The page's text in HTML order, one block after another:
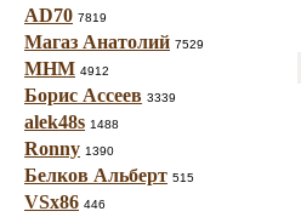
AD70 7819
Магаз Анатолий 7529
МНМ 4912
Борис Ассеев 3339
alek48s 1488
Ronny 1390
Белков Альберт 515
VSx86 446